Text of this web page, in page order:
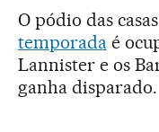
O pódio das
temporadaé
Lannister e os
ganha disparado.